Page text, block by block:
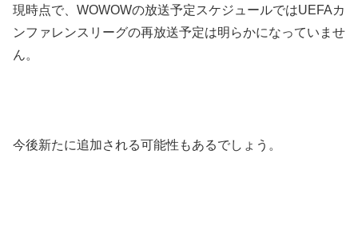
現時点で、WOWOWの放送予定スケジュールではUEFAカ
ンファレンスリーグの再放送予定は明らかになっていませ
ん。
今後新たに追加される可能性もあるでしょう。